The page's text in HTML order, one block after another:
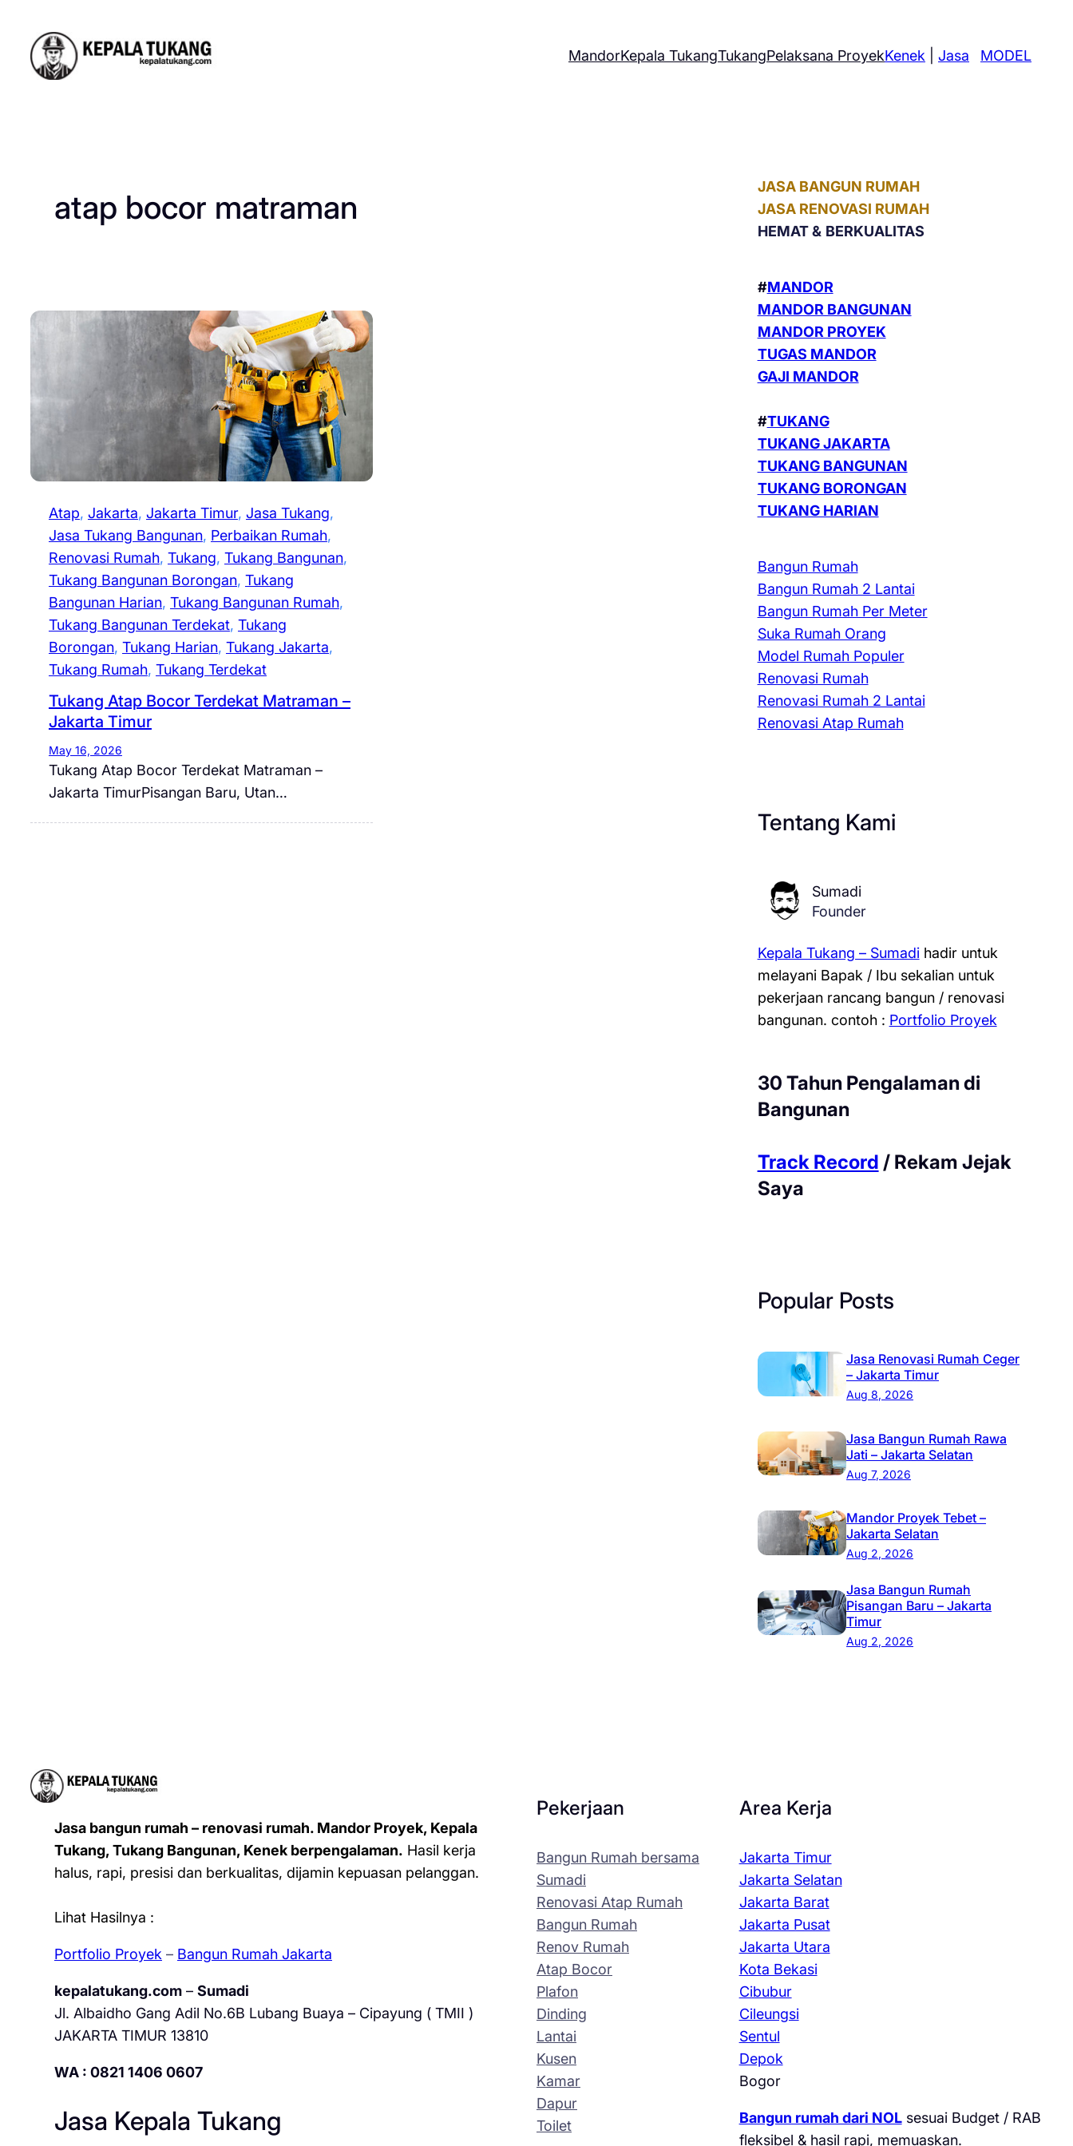
content
MandorKepala TukangTukangPelaksana ProyekKenek |Jasa MODEL
atap bocor matraman
Atap, Jakarta, Jakarta Timur, Jasa Tukang
Jasa Tukang Bangunan, Perbaikan Rumah
Renovasi Rumah, Tukang, Tukang Bangunan
Tukang Bangunan Borongan, Tukang
Bangunan Harian, Tukang Bangunan Rumah
Tukang Bangunan Terdekat, Tukang
Borongan, Tukang Harian, Tukang Jakarta
Tukang Rumah, Tukang Terdekat
Tukang Atap Bocor Terdekat Matraman –
Jakarta Timur
May 16, 2026
Tukang Atap Bocor Terdekat Matraman –
Jakarta TimurPisangan Baru, Utan…
JASA BANGUN RUMAH
JASA RENOVASI RUMAH
HEMAT & BERKUALITAS
#MANDOR
MANDOR BANGUNAN
MANDOR PROYEK
TUGAS MANDOR
GAJI MANDOR
#TUKANG
TUKANG JAKARTA
TUKANG BANGUNAN
TUKANG BORONGAN
TUKANG HARIAN
Bangun Rumah
Bangun Rumah 2 Lantai
Bangun Rumah Per Meter
Suka Rumah Orang
Model Rumah Populer
Renovasi Rumah
Renovasi Rumah 2 Lantai
Renovasi Atap Rumah
Tentang Kami
Sumadi
Founder
Kepala Tukang – Sumadihadir untuk
melayani Bapak / Ibu sekalian untuk
pekerjaan rancang bangun / renovasi
bangunan. contoh : Portfolio Proyek
30 Tahun Pengalaman di
Bangunan
Track Record / Rekam Jejak
Saya
Popular Posts
Jasa Renovasi Rumah Ceger
– Jakarta Timur
Aug 8, 2026
Jasa Bangun Rumah Rawa
Jati – Jakarta Selatan
Aug 7, 2026
Mandor Proyek Tebet –
Jakarta Selatan
Aug 2, 2026
Jasa Bangun Rumah
Pisangan Baru – Jakarta
Timur
Aug 2, 2026
Jasa bangun rumah – renovasi rumah. Mandor Proyek, Kepala
Tukang, Tukang Bangunan, Kenek berpengalaman. Hasil kerja
halus, rapi, presisi dan berkualitas, dijamin kepuasan pelanggan.
Lihat Hasilnya :
Portfolio Proyek – Bangun Rumah Jakarta
kepalatukang.com– Sumadi
Jl. Albaidho Gang Adil No.6B Lubang Buaya – Cipayung ( TMII )
JAKARTA TIMUR 13810
WA : 0821 1406 0607
Jasa Kepala Tukang
Pekerjaan
Bangun Rumah bersama
Sumadi
Renovasi Atap Rumah
Bangun Rumah
Renov Rumah
Atap Bocor
Plafon
Dinding
Lantai
Kusen
Kamar
Dapur
Toilet
Area Kerja
Jakarta Timur
Jakarta Selatan
Jakarta Barat
Jakarta Pusat
Jakarta Utara
Kota Bekasi
Cibubur
Cileungsi
Sentul
Depok
Bogor
Bangun rumah dari NOLsesuai Budget / RAB
fleksibel & hasil rapi, memuaskan.